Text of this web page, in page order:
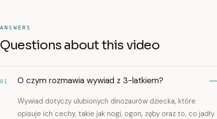
ANSWERS
Questions about this video
01 O czym rozmawia wywiad z 3-latkiem?
Wywiad dotyczy ulubionych dinozaurów dziecka, które
opisuje ich cechy, takie jak nogi, ogon, zęby oraz to, co jadły.